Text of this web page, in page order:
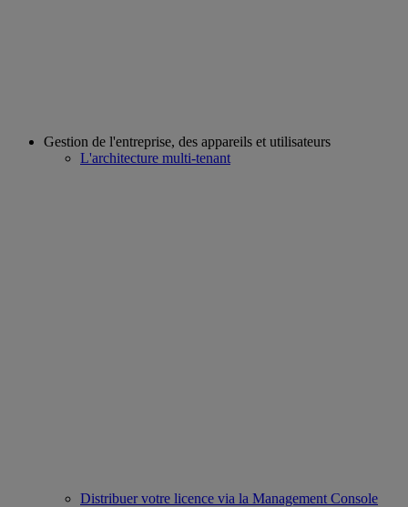
Gestion de l'entreprise, des appareils et utilisateurs
L'architecture multi-tenant
Distribuer votre licence via la Management Console